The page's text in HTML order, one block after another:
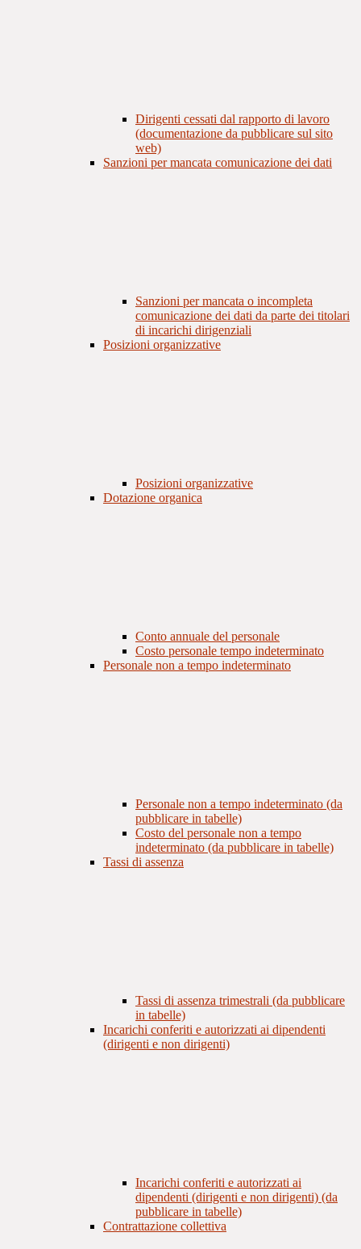
Dirigenti cessati dal rapporto di lavoro
(documentazione da pubblicare sul sito
web)
Sanzioni per mancata comunicazione dei dati
Sanzioni per mancata o incompleta
comunicazione dei dati da parte dei titolari
di incarichi dirigenziali
Posizioni organizzative
Posizioni organizzative
Dotazione organica
Conto annuale del personale
Costo personale tempo indeterminato
Personale non a tempo indeterminato
Personale non a tempo indeterminato (da
pubblicare in tabelle)
Costo del personale non a tempo
indeterminato (da pubblicare in tabelle)
Tassi di assenza
Tassi di assenza trimestrali (da pubblicare
in tabelle)
Incarichi conferiti e autorizzati ai dipendenti
(dirigenti e non dirigenti)
Incarichi conferiti e autorizzati ai
dipendenti (dirigenti e non dirigenti) (da
pubblicare in tabelle)
Contrattazione collettiva